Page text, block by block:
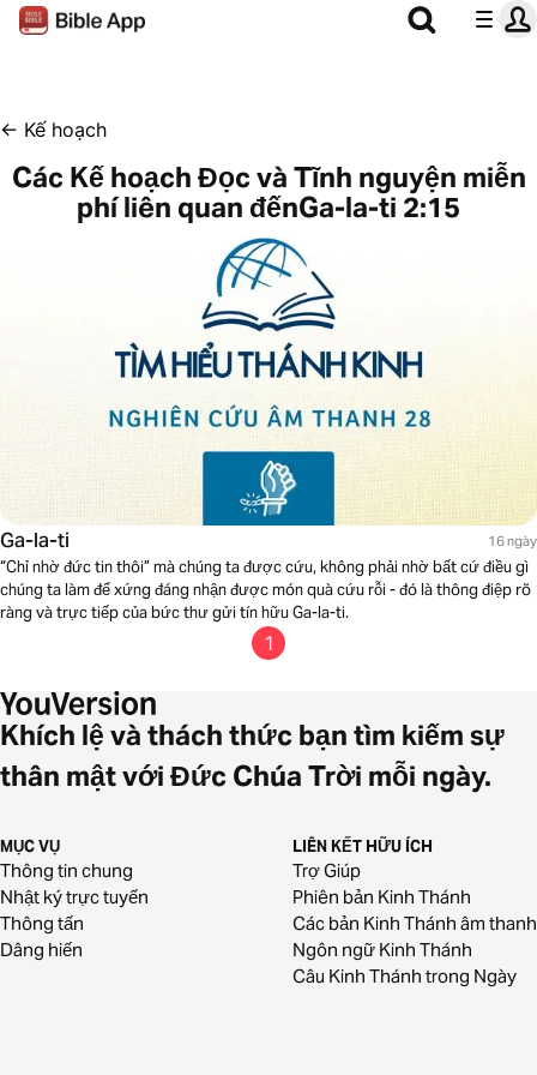
← Kế hoạch
Các Kế hoạch Đọc và Tĩnh nguyện miễn
phí liên quan đếnGa-la-ti 2:15
Ga-la-ti 16 ngày
“Chỉ nhờ đức tin thôi” mà chúng ta được cứu, không phải nhờ bất cứ điều gì
chúng ta làm để xứng đáng nhận được món quà cứu rỗi - đó là thông điệp rõ
ràng và trực tiếp của bức thư gửi tín hữu Ga-la-ti.
1
Khích lệ và thách thức bạn tìm kiếm sự
thân mật với Đức Chúa Trời mỗi ngày.
MỤC VỤ
Thông tin chung
Nhật ký trực tuyến
Thông tấn
Dâng hiến
LIÊN KẾT HỮU ÍCH
Trợ Giúp
Phiên bản Kinh Thánh
Các bản Kinh Thánh âm thanh
Ngôn ngữ Kinh Thánh
Câu Kinh Thánh trong Ngày